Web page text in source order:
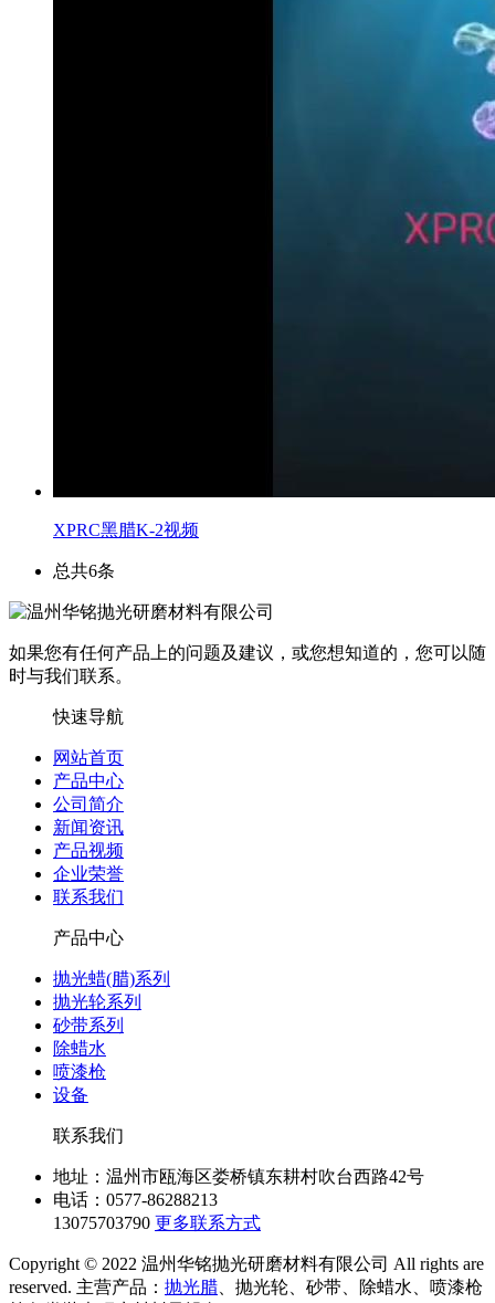
XPRC黑腊K-2视频
总共6条
如果您有任何产品上的问题及建议，或您想知道的，您可以随
时与我们联系。
快速导航
网站首页
产品中心
公司简介
新闻资讯
产品视频
企业荣誉
联系我们
产品中心
抛光蜡(腊)系列
抛光轮系列
砂带系列
除蜡水
喷漆枪
设备
联系我们
地址：温州市瓯海区娄桥镇东耕村吹台西路42号
电话：0577-86288213
13075703790 更多联系方式
Copyright © 2022 温州华铭抛光研磨材料有限公司 All rights are
reserved. 主营产品： 抛光腊 、抛光轮、砂带、除蜡水、喷漆枪